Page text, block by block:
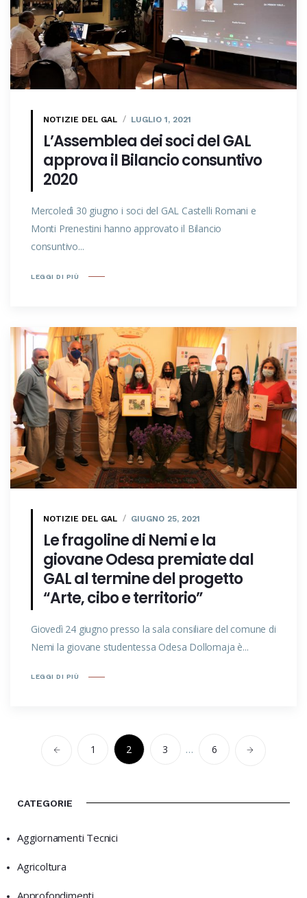
NOTIZIE DEL GAL LUGLIO 1, 2021
L’Assemblea dei soci del GAL
approva il Bilancio consuntivo
2020
Mercoledì 30 giugno i soci del GAL Castelli Romani e
Monti Prenestini hanno approvato il Bilancio
consuntivo...
LEGGI DI PIÙ
NOTIZIE DEL GAL GIUGNO 25, 2021
Le fragoline di Nemi e la
giovane Odesa premiate dal
GAL al termine del progetto
“Arte, cibo e territorio”
Giovedì 24 giugno presso la sala consiliare del comune di
Nemi la giovane studentessa Odesa Dollomaja è...
LEGGI DI PIÙ
1 2 3 … 6
CATEGORIE
Aggiornamenti Tecnici
Agricoltura